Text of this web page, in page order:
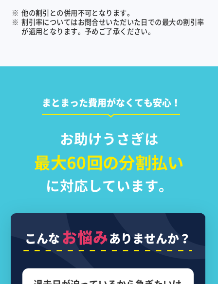
※ 他の割引との併用不可となります。
※ 割引率についてはお問合せいただいた日での最大の割引率
が適用となります。予めご了承ください。
まとまった費用がなくても安心！
お助けうさぎは
最大60回の分割払い
に対応しています。
こんなお悩みありませんか？